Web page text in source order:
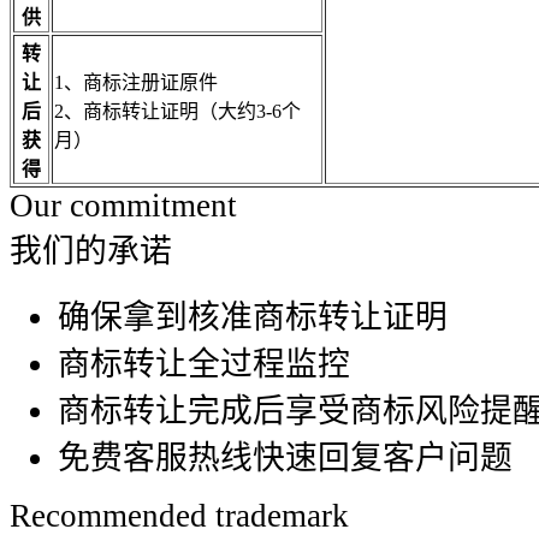
供
转
让
后
获
得
1、商标注册证原件
2、商标转让证明（大约3-6个
月）
Our commitment
我们的承诺
确保拿到核准商标转让证明
商标转让全过程监控
商标转让完成后享受商标风险提
免费客服热线快速回复客户问题
Recommended trademark